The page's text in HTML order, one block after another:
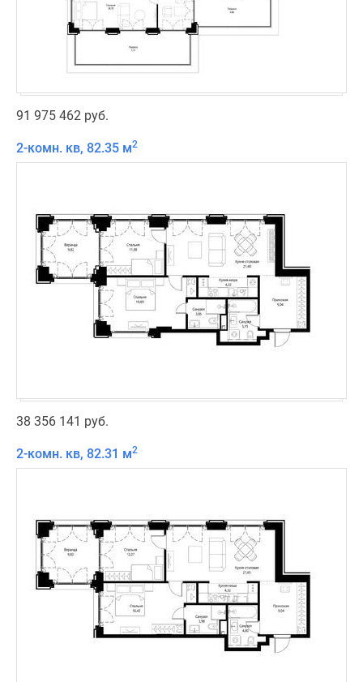
91 975 462 руб.
2-комн. кв, 82.35 м2
38 356 141 руб.
2-комн. кв, 82.31 м2